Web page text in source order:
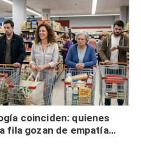
coinciden: quienes
fila gozan de empatía
tienen autocontrol